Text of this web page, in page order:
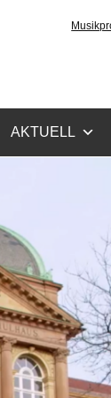
AKTUELL